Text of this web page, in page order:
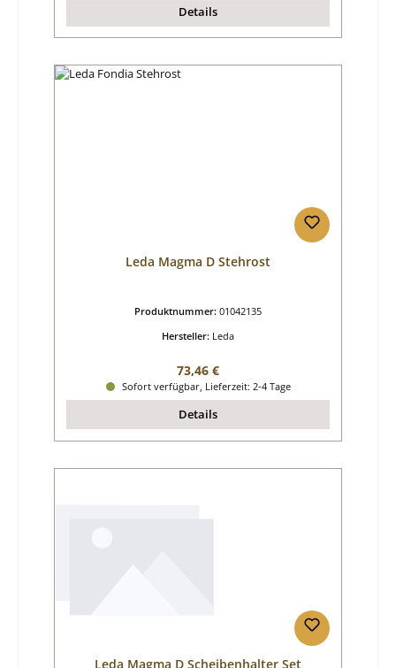
Details
Leda Magma D Stehrost
Produktnummer: 01042135
Hersteller: Leda
Regulärer Preis:
73,46 €
Sofort verfügbar, Lieferzeit: 2-4 Tage
Details
Leda Magma D Scheibenhalter Set